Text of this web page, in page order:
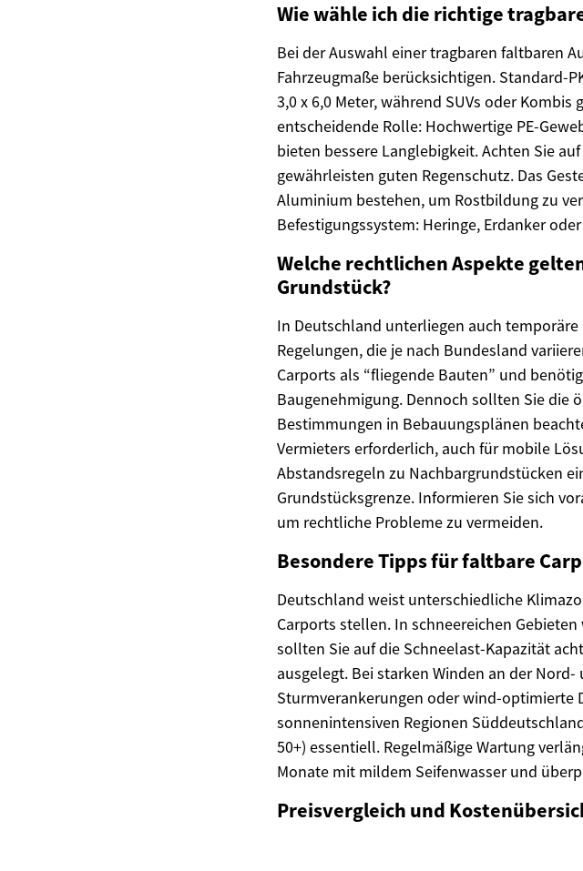
Wie wähle ich die richtige
Bei der Auswahl einer tragbaren faltbaren
Fahrzeugmaße berücksichtigen. Standard-
3,0 x 6,0 Meter, während SUVs oder
entscheidende Rolle: Hochwertige PE-
bieten bessere Langlebigkeit. Achten Sie
gewährleisten guten Regenschutz. Das
Aluminium bestehen, um Rostbildung zu
Befestigungssystem: Heringe, Erdanker
Welche rechtlichen Aspekte
Grundstück?
In Deutschland unterliegen auch
Regelungen, die je nach Bundesland
Carports als “fliegende Bauten” und
Baugenehmigung. Dennoch sollten Sie
Bestimmungen in Bebauungsplänen
Vermieters erforderlich, auch für mobile
Abstandsregeln zu Nachbargrundstücken
Grundstücksgrenze. Informieren Sie sich
um rechtliche Probleme zu vermeiden.
Besondere Tipps für faltbare
Deutschland weist unterschiedliche
Carports stellen. In schneereichen
sollten Sie auf die Schneelast-Kapazität
ausgelegt. Bei starken Winden an der
Sturmverankerungen oder wind-optimierte
sonnenintensiven Regionen
50+) essentiell. Regelmäßige Wartung
Monate mit mildem Seifenwasser und
Preisvergleich und